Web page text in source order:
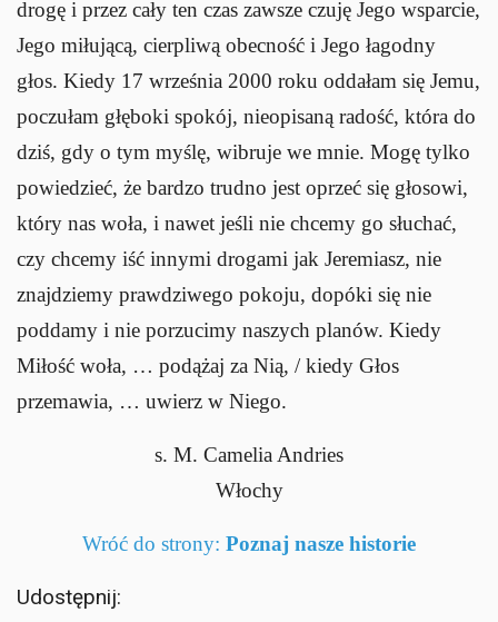
drogę i przez cały ten czas zawsze czuję Jego wsparcie,
Jego miłującą, cierpliwą obecność i Jego łagodny
głos. Kiedy 17 września 2000 roku oddałam się Jemu,
poczułam głęboki spokój, nieopisaną radość, która do
dziś, gdy o tym myślę, wibruje we mnie. Mogę tylko
powiedzieć, że bardzo trudno jest oprzeć się głosowi,
który nas woła, i nawet jeśli nie chcemy go słuchać,
czy chcemy iść innymi drogami jak Jeremiasz, nie
znajdziemy prawdziwego pokoju, dopóki się nie
poddamy i nie porzucimy naszych planów. Kiedy
Miłość woła, … podążaj za Nią, / kiedy Głos
przemawia, … uwierz w Niego.
s. M. Camelia Andries
Włochy
Wróć do strony: Poznaj nasze historie
Udostępnij: